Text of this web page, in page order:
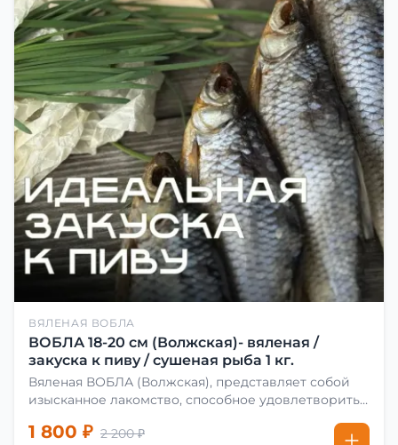
ВЯЛЕНАЯ ВОБЛА
ВОБЛА 18-20 см (Волжская)- вяленая /
закуска к пиву / сушеная рыба 1 кг.
Вяленая ВОБЛА (Волжская), представляет собой
изысканное лакомство, способное удовлетворить
сделать вяленую воблу, её сначала хорошо солят.
1 800 ₽ 2 200 ₽